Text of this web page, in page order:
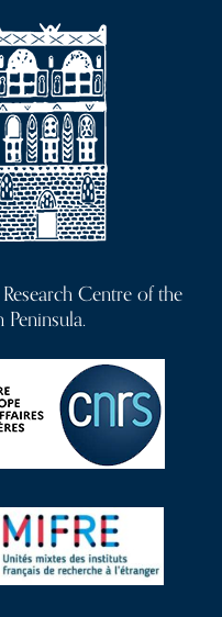
Centre of the
Peninsula.